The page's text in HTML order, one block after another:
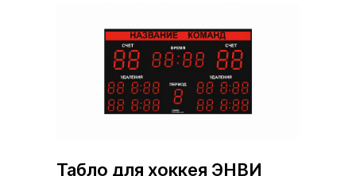
Табло для хоккея ЭНВИ